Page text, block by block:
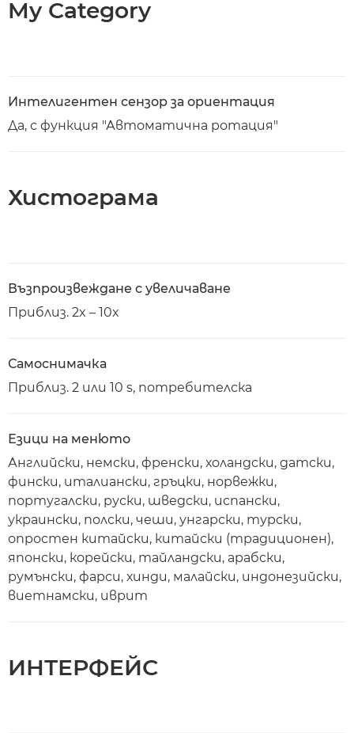
My Category
Интелигентен сензор за ориентация
Да, с функция "Автоматична ротация"
Хистограма
Възпроизвеждане с увеличаване
Приблиз. 2x – 10x
Самоснимачка
Приблиз. 2 или 10 s, потребителска
Езици на менюто
Английски, немски, френски, холандски, датски,
фински, италиански, гръцки, норвежки,
португалски, руски, шведски, испански,
украински, полски, чеши, унгарски, турски,
опростен китайски, китайски (традиционен),
японски, корейски, тайландски, арабски,
румънски, фарси, хинди, малайски, индонезийски,
виетнамски, иврит
ИНТЕРФЕЙС